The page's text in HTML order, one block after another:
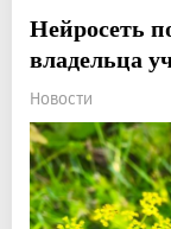
Нейросеть
владельца
Новости